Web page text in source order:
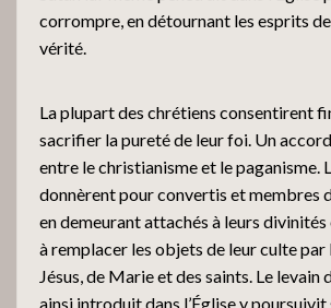
corrompre, en détournant les esprits
vérité.
La plupart des chrétiens consentirent
sacrifier la pureté de leur foi. Un
entre le christianisme et le paganisme.
donnèrent pour convertis et membres
en demeurant attachés à leurs
à remplacer les objets de leur culte par
Jésus, de Marie et des saints. Le levain
ainsi introduit dans l’Église y poursuivit